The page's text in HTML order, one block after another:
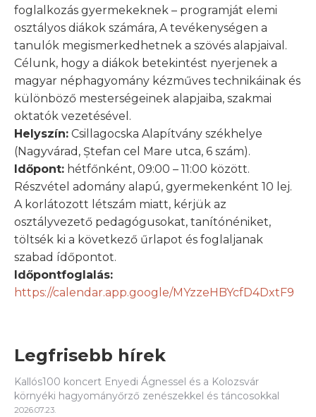
foglalkozás gyermekeknek – programját elemi
osztályos diákok számára, A tevékenységen a
tanulók megismerkedhetnek a szövés alapjaival.
Célunk, hogy a diákok betekintést nyerjenek a
magyar néphagyomány kézműves technikáinak és
különböző mesterségeinek alapjaiba, szakmai
oktatók vezetésével.
Helyszín: Csillagocska Alapítvány székhelye
(Nagyvárad, Ștefan cel Mare utca, 6 szám).
Időpont: hétfőnként, 09:00 – 11:00 között.
Részvétel adomány alapú, gyermekenként 10 lej.
A korlátozott létszám miatt, kérjük az
osztályvezető pedagógusokat, tanítónéniket,
töltsék ki a következő űrlapot és foglaljanak
szabad ídőpontot.
Időpontfoglalás:
https://calendar.app.google/MYzzeHBYcfD4DxtF9
Legfrisebb hírek
Kallós100 koncert Enyedi Ágnessel és a Kolozsvár
környéki hagyományőrző zenészekkel és táncosokkal
2026.07.23.